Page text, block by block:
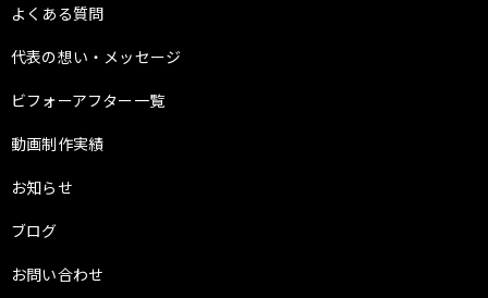
よくある質問
代表の想い・メッセージ
ビフォーアフター一覧
動画制作実績
お知らせ
ブログ
お問い合わせ